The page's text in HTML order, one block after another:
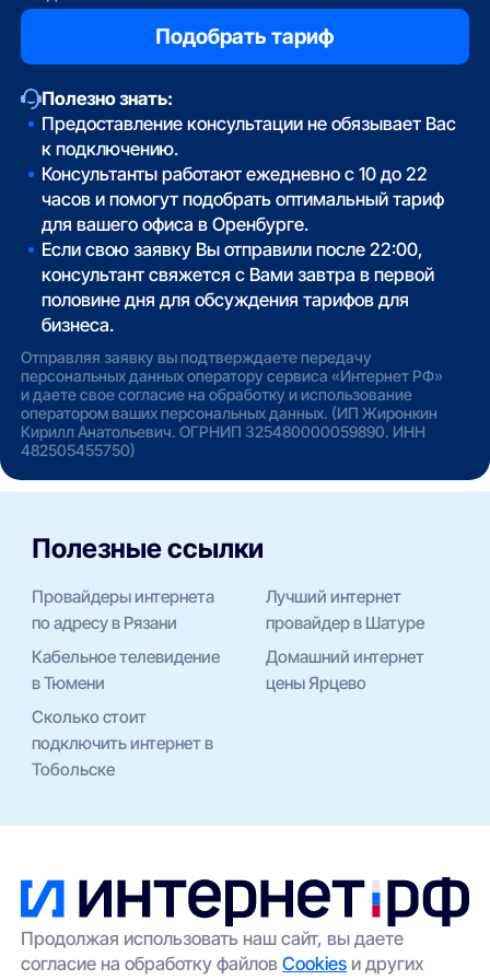
Полезно знать:
Предоставление консультации не обязывает Вас
к подключению.
Консультанты работают ежедневно с 10 до 22
часов и помогут подобрать оптимальный тариф
для вашего офиса в Оренбурге.
Если свою заявку Вы отправили после 22:00,
консультант свяжется с Вами завтра в первой
половине дня для обсуждения тарифов для
бизнеса.
Отправляя заявку вы подтверждаете передачу
персональных данных оператору сервиса «Интернет РФ»
и даете свое согласие на обработку и использование
оператором ваших персональных данных. (ИП Жиронкин
Кирилл Анатольевич. ОГРНИП 325480000059890. ИНН
482505455750)
Полезные ссылки
Провайдеры интернета
по адресу в Рязани
Лучший интернет
провайдер в Шатуре
Кабельное телевидение
в Тюмени
Домашний интернет
цены Ярцево
Сколько стоит
подключить интернет в
Тобольске
Продолжая использовать наш сайт, вы даете
согласие на обработку файловCookies и других